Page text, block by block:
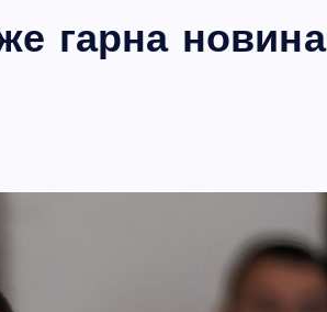
гарна новина